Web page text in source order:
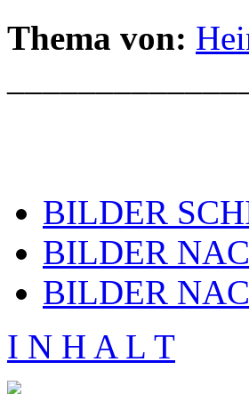
Thema von:
BILDER
BILDER
BILDER
I N H A L T